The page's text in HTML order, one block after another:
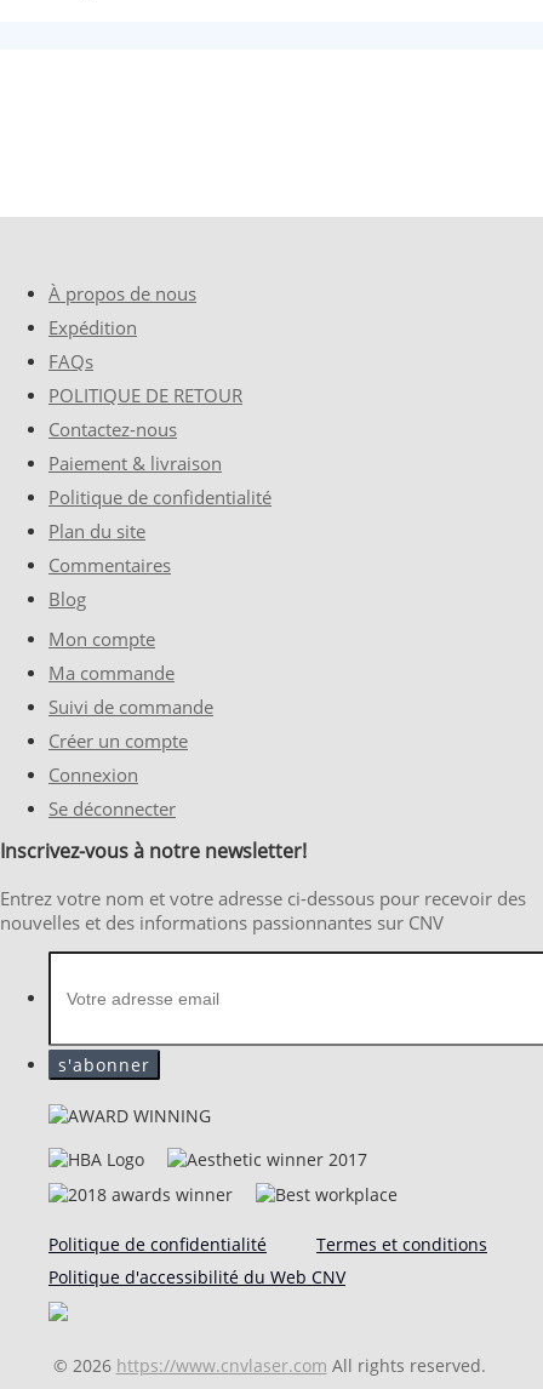
À propos de nous
Expédition
FAQs
POLITIQUE DE RETOUR
Contactez-nous
Paiement & livraison
Politique de confidentialité
Plan du site
Commentaires
Blog
Mon compte
Ma commande
Suivi de commande
Créer un compte
Connexion
Se déconnecter
Inscrivez-vous à notre newsletter!
Entrez votre nom et votre adresse ci-dessous pour recevoir des
nouvelles et des informations passionnantes sur CNV
Politique de confidentialité
Termes et conditions
Politique d'accessibilité du Web CNV
© 2026 https://www.cnvlaser.com All rights reserved.